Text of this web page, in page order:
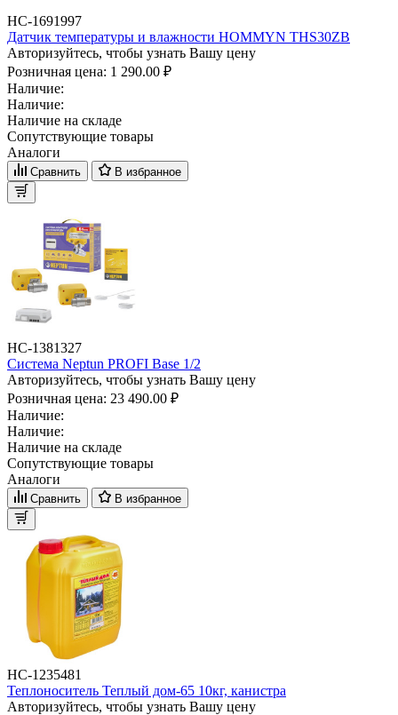
НС-1691997
Датчик температуры и влажности HOMMYN THS30ZB
Авторизуйтесь, чтобы узнать Вашу цену
Розничная цена: 1 290.00 ₽
Наличие:
Наличие:
Наличие на складе
Сопутствующие товары
Аналоги
Сравнить В избранное
НС-1381327
Система Neptun PROFI Base 1/2
Авторизуйтесь, чтобы узнать Вашу цену
Розничная цена: 23 490.00 ₽
Наличие:
Наличие:
Наличие на складе
Сопутствующие товары
Аналоги
Сравнить В избранное
НС-1235481
Теплоноситель Теплый дом-65 10кг, канистра
Авторизуйтесь, чтобы узнать Вашу цену